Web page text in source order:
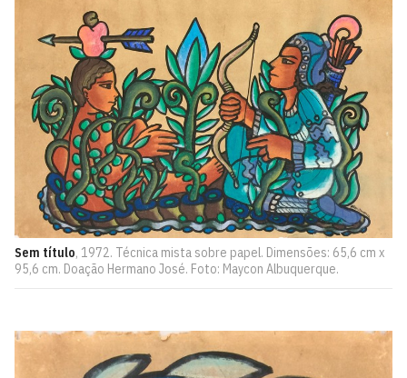
Sem título, 1972. Técnica mista sobre papel. Dimensões: 65,6 cm x
95,6 cm. Doação Hermano José. Foto: Maycon Albuquerque.